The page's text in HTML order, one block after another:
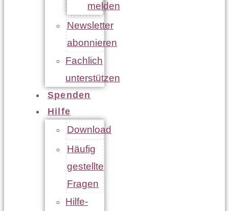
melden
Newsletter
abonnieren
Fachlich
unterstützen
Spenden
Hilfe
Download
Häufig
gestellte
Fragen
Hilfe-